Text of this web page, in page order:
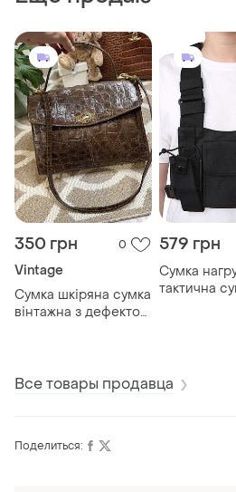
350 грн 0
Vintage
Сумка шкіряна сумка
вінтажна з дефектом
579 грн
Сумка
тактична
Все товары продавца
Поделиться: